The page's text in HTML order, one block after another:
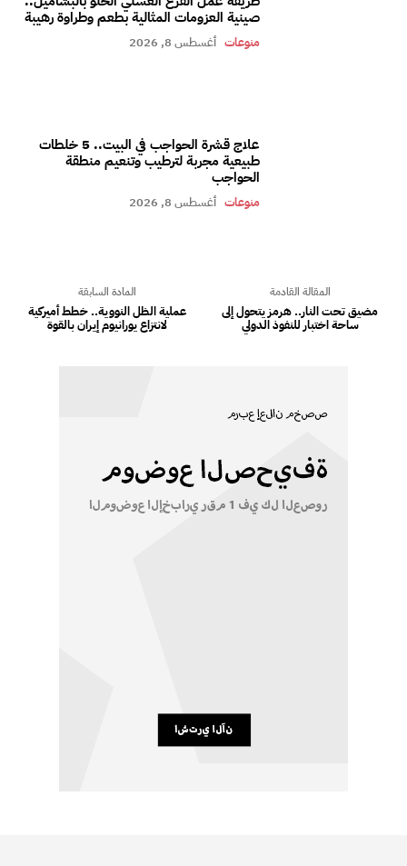
صينية العزومات المثالية بطعم وطراوة رهيبة
منوعات أغسطس 8, 2026
علاج قشرة الحواجب في البيت.. 5 خلطات
طبيعية مجربة لترطيب وتنعيم منطقة
الحواجب
منوعات أغسطس 8, 2026
المادة السابقة
عملية الظل النووية.. خطط أميركية
لانتزاع يورانيوم إيران بالقوة
المقالة القادمة
مضيق تحت النار.. هرمز يتحول إلى
ساحة اختبار للنفوذ الدولي